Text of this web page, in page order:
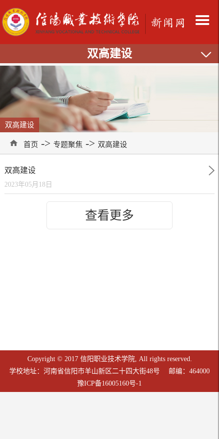
双高建设
双高建设
首页 -> 专题聚焦 -> 双高建设
双高建设
2023年05月18日
查看更多
Copyright © 2017 信阳职业技术学院, All rights reserved.
学校地址：河南省信阳市羊山新区二十四大街48号 邮编：464000
豫ICP备16005160号-1